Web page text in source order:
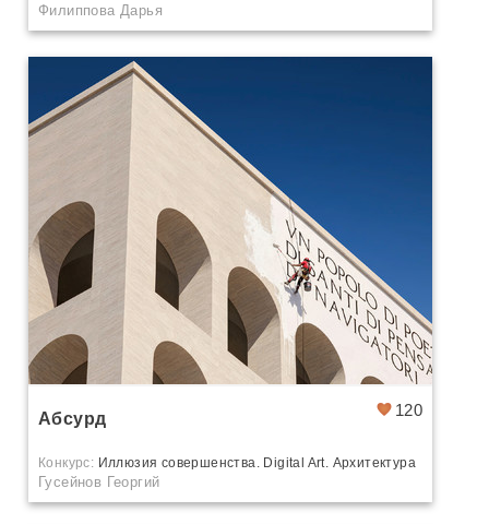
Филиппова Дарья
120
Абсурд
Конкурс: Иллюзия совершенства. Digital Art. Архитектура
Гусейнов Георгий